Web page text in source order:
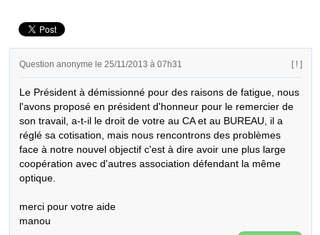
Question anonyme le 25/11/2013 à 07h31 [ ! ]
Le Président à démissionné pour des raisons de fatigue, nous
l'avons proposé en président d'honneur pour le remercier de
son travail, a-t-il le droit de votre au CA et au BUREAU, il a
réglé sa cotisation, mais nous rencontrons des problèmes
face à notre nouvel objectif c'est à dire avoir une plus large
coopération avec d'autres association défendant la même
optique.
merci pour votre aide
manou